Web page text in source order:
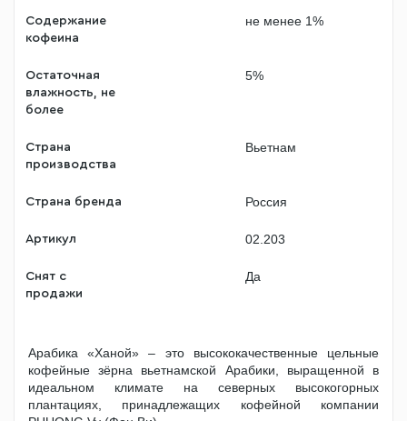
Содержание
кофеина
не менее 1%
Остаточная
влажность, не
более
5%
Страна
производства
Вьетнам
Страна бренда Россия
Артикул 02.203
Снят с
продажи
Да
Арабика «Ханой» – это высококачественные цельные
кофейные зёрна вьетнамской Арабики, выращенной в
идеальном климате на северных высокогорных
плантациях, принадлежащих кофейной компании